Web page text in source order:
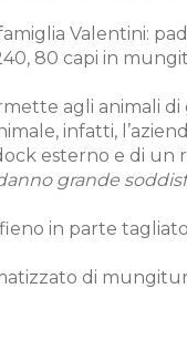
Valentini:
80 capi in
agli animali
infatti,
esterno e di
grande
in parte
di